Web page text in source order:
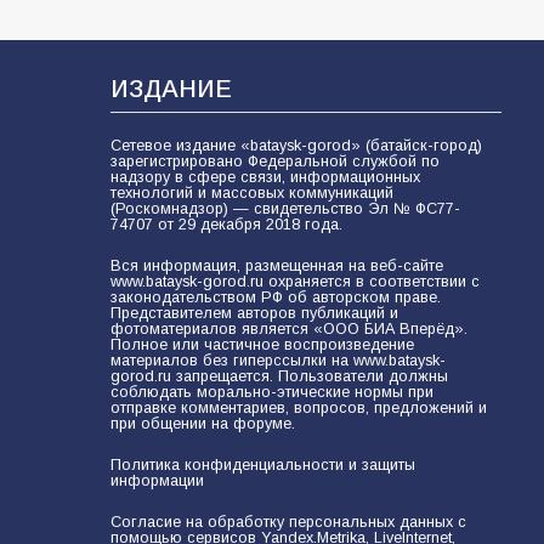
ИЗДАНИЕ
Сетевое издание «bataysk-gorod» (батайск-город)
зарегистрировано Федеральной службой по
надзору в сфере связи, информационных
технологий и массовых коммуникаций
(Роскомнадзор) — свидетельство Эл № ФС77-
74707 от 29 декабря 2018 года.
Вся информация, размещенная на веб-сайте
www.bataysk-gorod.ru охраняется в соответствии с
законодательством РФ об авторском праве.
Представителем авторов публикаций и
фотоматериалов является «ООО БИА Вперёд».
Полное или частичное воспроизведение
материалов без гиперссылки на www.bataysk-
gorod.ru запрещается. Пользователи должны
соблюдать морально-этические нормы при
отправке комментариев, вопросов, предложений и
при общении на форуме.
Политика конфиденциальности и защиты
информации
Согласие на обработку персональных данных с
помощью сервисов Yandex.Metrika, LiveInternet,